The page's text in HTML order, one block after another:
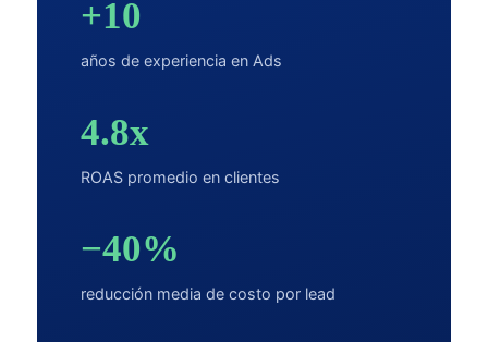
+10
años de experiencia en Ads
4.8x
ROAS promedio en clientes
−40%
reducción media de costo por lead